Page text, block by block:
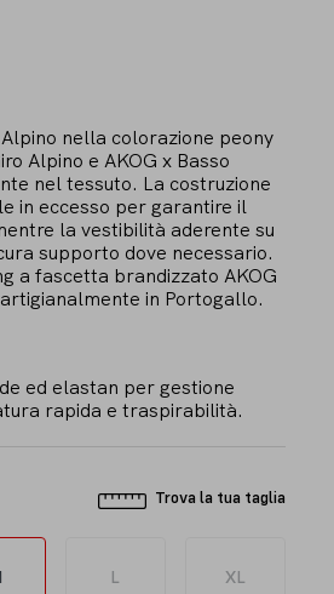
nella colorazione peony
Alpino e AKOG x Basso
nel tessuto. La costruzione
in eccesso per garantire il
la vestibilità aderente su
supporto dove necessario.
a fascetta brandizzato AKOG
in Portogallo.
ed elastan per gestione
rapida e traspirabilità.
Trova la tua taglia
L XL